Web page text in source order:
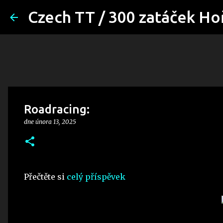
Czech TT / 300 zatáček
Roadracing:
dne února 13, 2025
Přečtěte si celý příspěvek